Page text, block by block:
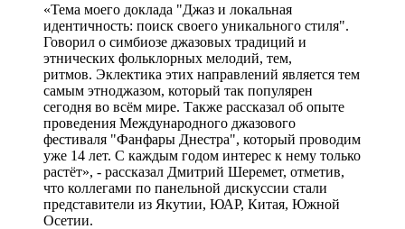
«Тема моего доклада "Джаз и локальная
идентичность: поиск своего уникального стиля".
Говорил о симбиозе джазовых традиций и
этнических фольклорных мелодий, тем,
ритмов. Эклектика этих направлений является тем
самым этноджазом, который так популярен
сегодня во всём мире. Также рассказал об опыте
проведения Международного джазового
фестиваля "Фанфары Днестра", который проводим
уже 14 лет. С каждым годом интерес к нему только
растёт», - рассказал Дмитрий Шеремет, отметив,
что коллегами по панельной дискуссии стали
представители из Якутии, ЮАР, Китая, Южной
Осетии.